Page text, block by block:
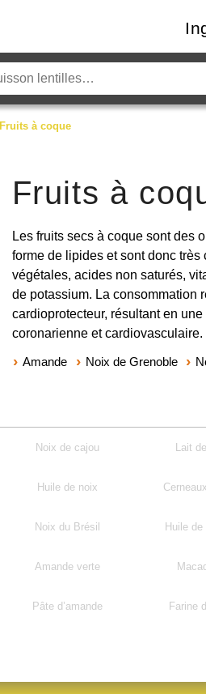
Fruits à coque
Fruits à
Les fruits secs à coque sont des
forme de lipides et sont donc
végétales, acides non saturés,
de potassium. La consommation
cardioprotecteur, résultant en
coronarienne et cardiovasculaire.
Amande Noix de Grenoble
Noix de cajou Lait
Huile de noix
Noix du Brésil Huile
Amande verte
Pâte d’amande Farine